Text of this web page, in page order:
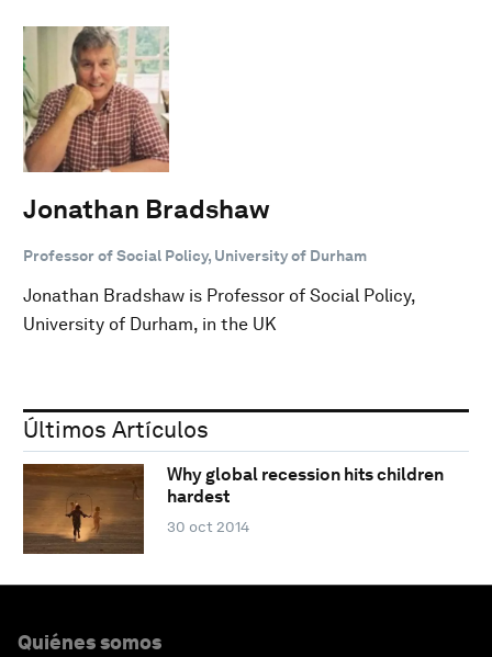
Jonathan Bradshaw
Professor of Social Policy, University of Durham
Jonathan Bradshaw is Professor of Social Policy,
University of Durham, in the UK
Últimos Artículos
Why global recession hits children
hardest
30 oct 2014
Quiénes somos